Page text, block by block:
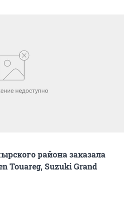
района заказала
Touareg, Suzuki Grand